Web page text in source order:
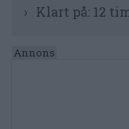
Klart på: 12